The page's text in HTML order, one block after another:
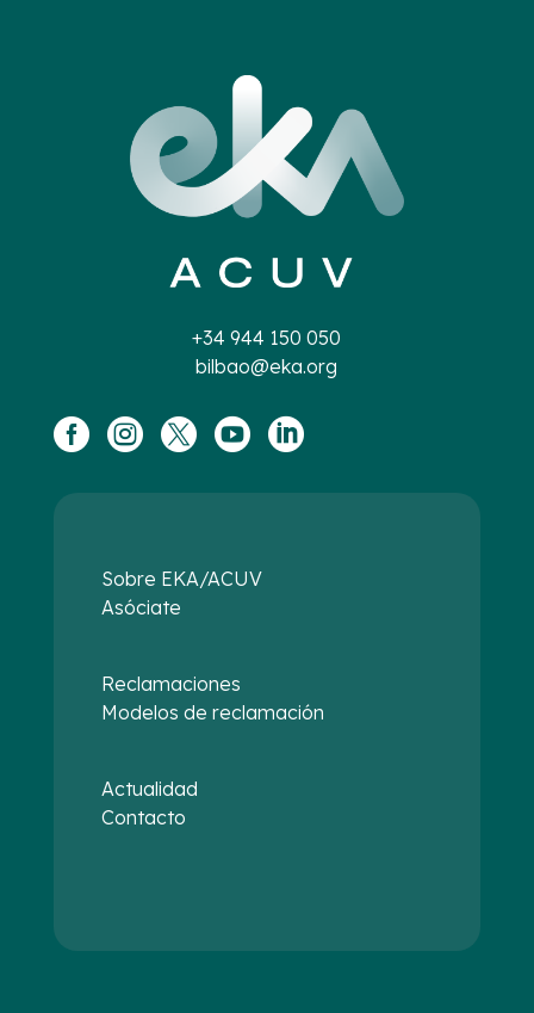
+34 944 150 050
bilbao@eka.org
    
Sobre EKA/ACUV
Asóciate
Reclamaciones
Modelos de reclamación
Actualidad
Contacto